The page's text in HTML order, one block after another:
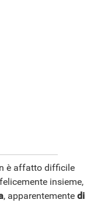
è affatto difficile
insieme,
, apparentemente di